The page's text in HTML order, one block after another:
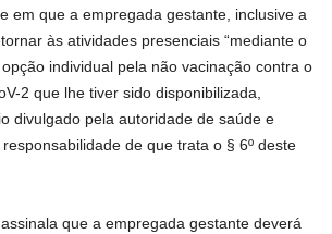
em que a empregada gestante, inclusive a
às atividades presenciais “mediante o
individual pela não vacinação contra o
2 que lhe tiver sido disponibilizada,
divulgado pela autoridade de saúde e
de que trata o § 6º deste
que a empregada gestante deverá